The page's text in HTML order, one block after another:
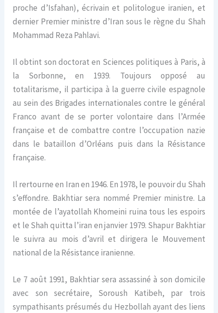
proche d’Isfahan), écrivain et politologue iranien, et
dernier Premier ministre d’Iran sous le règne du Shah
Mohammad Reza Pahlavi.
Il obtint son doctorat en Sciences politiques à Paris, à
la Sorbonne, en 1939. Toujours opposé au
totalitarisme, il participa à la guerre civile espagnole
au sein des Brigades internationales contre le général
Franco avant de se porter volontaire dans l’Armée
française et de combattre contre l’occupation nazie
dans le bataillon d’Orléans puis dans la Résistance
française.
Il rertourne en Iran en 1946. En 1978, le pouvoir du Shah
s’effondre. Bakhtiar sera nommé Premier ministre. La
montée de l’ayatollah Khomeini ruina tous les espoirs
et le Shah quitta l’iran en janvier 1979. Shapur Bakhtiar
le suivra au mois d’avril et dirigera le Mouvement
national de la Résistance iranienne.
Le 7 août 1991, Bakhtiar sera assassiné à son domicile
avec son secrétaire, Soroush Katibeh, par trois
sympathisants présumés du Hezbollah ayant des liens